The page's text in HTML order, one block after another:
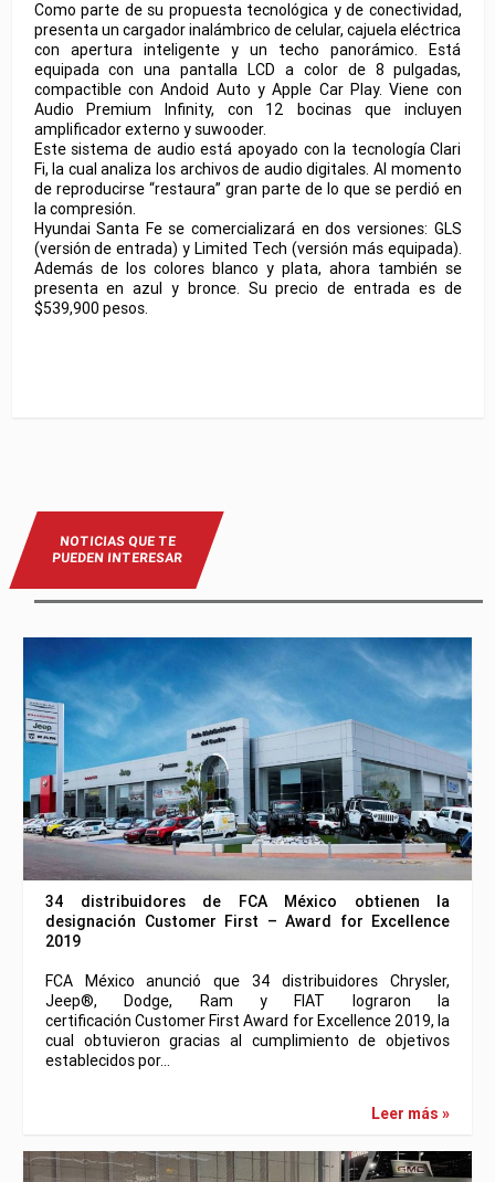
Como parte de su propuesta tecnológica y de conectividad,
presenta un cargador inalámbrico de celular, cajuela eléctrica
con apertura inteligente y un techo panorámico. Está
equipada con una pantalla LCD a color de 8 pulgadas,
compactible con Andoid Auto y Apple Car Play. Viene con
Audio Premium Infinity, con 12 bocinas que incluyen
amplificador externo y suwooder.
Este sistema de audio está apoyado con la tecnología Clari
Fi, la cual analiza los archivos de audio digitales. Al momento
de reproducirse “restaura” gran parte de lo que se perdió en
la compresión.
Hyundai Santa Fe se comercializará en dos versiones: GLS
(versión de entrada) y Limited Tech (versión más equipada).
Además de los colores blanco y plata, ahora también se
presenta en azul y bronce. Su precio de entrada es de
$539,900 pesos.
NOTICIAS QUE TE
PUEDEN INTERESAR
34 distribuidores de FCA México obtienen la
designación Customer First – Award for Excellence
2019
FCA México anunció que 34 distribuidores Chrysler,
Jeep®, Dodge, Ram y FIAT lograron la
certificación Customer First Award for Excellence 2019, la
cual obtuvieron gracias al cumplimiento de objetivos
establecidos por…
Leer más »